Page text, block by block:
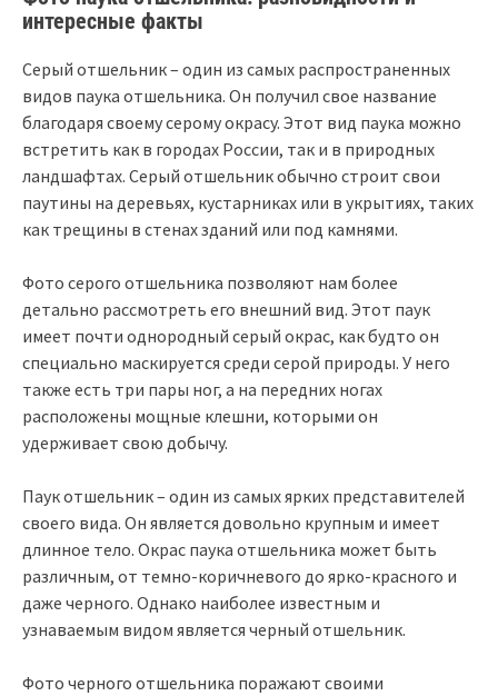
интересные факты
Серый отшельник – один из самых распространенных
видов паука отшельника. Он получил свое название
благодаря своему серому окрасу. Этот вид паука можно
встретить как в городах России, так и в природных
ландшафтах. Серый отшельник обычно строит свои
паутины на деревьях, кустарниках или в укрытиях, таких
как трещины в стенах зданий или под камнями.
Фото серого отшельника позволяют нам более
детально рассмотреть его внешний вид. Этот паук
имеет почти однородный серый окрас, как будто он
специально маскируется среди серой природы. У него
также есть три пары ног, а на передних ногах
расположены мощные клешни, которыми он
удерживает свою добычу.
Паук отшельник – один из самых ярких представителей
своего вида. Он является довольно крупным и имеет
длинное тело. Окрас паука отшельника может быть
различным, от темно-коричневого до ярко-красного и
даже черного. Однако наиболее известным и
узнаваемым видом является черный отшельник.
Фото черного отшельника поражают своими